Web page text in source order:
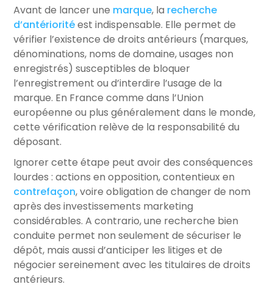
Avant de lancer une marque, la recherche
d’antérioritéest indispensable. Elle permet de
vérifier l’existence de droits antérieurs (marques,
dénominations, noms de domaine, usages non
enregistrés) susceptibles de bloquer
l’enregistrement ou d’interdire l’usage de la
marque. En France comme dans l’Union
européenne ou plus généralement dans le monde,
cette vérification relève de la responsabilité du
déposant.
Ignorer cette étape peut avoir des conséquences
lourdes : actions en opposition, contentieux en
contrefaçon, voire obligation de changer de nom
après des investissements marketing
considérables. A contrario, une recherche bien
conduite permet non seulement de sécuriser le
dépôt, mais aussi d’anticiper les litiges et de
négocier sereinement avec les titulaires de droits
antérieurs.